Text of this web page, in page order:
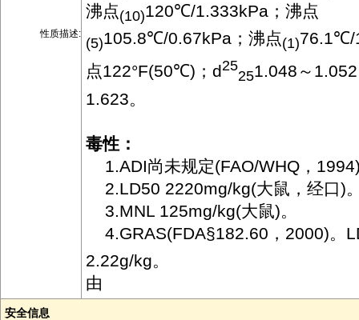
性质描述:
沸点(10)120℃/1.333kPa；沸点
(5)105.8℃/0.67kPa；沸点(1)76.1℃/
点122°F(50℃)；d25
251.048～
1.623。
毒性：
1.ADI尚未规定(FAO/WHQ，
2.LD50 2220mg/kg(大鼠，经口)
3.MNL 125mg/kg(大鼠)。
4.GRAS(FDA§182.60，2000)。
2.22g/kg。
由
安全信息